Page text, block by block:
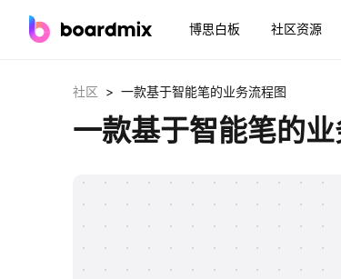
博思白板 社区资源
社区 > 一款基于智能笔的业务流程图
一款基于智能笔的业